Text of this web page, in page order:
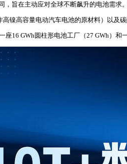
旨在主动应对全球不断飙升的电池需求
镍高容量电动汽车电池的原材料）以及
座16 GWh圆柱形电池工厂（27 GWh）